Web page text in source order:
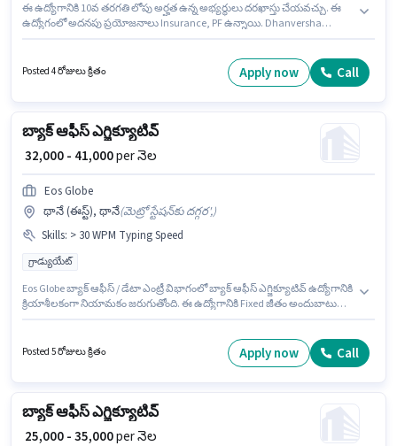
ఈ ఉద్యోగానికి 10వ తరగతి లోపు అర్హత ఉన్న అభ్యర్థులు దరఖాస్తు చేయవచ్చు. ఈ
ఉద్యోగంలో అదనపు ప్రయోజనాలు Insurance, PF ఉన్నాయి. Dhanversha
Typing Speed, Computer Knowledge, Data Entry, Email Writing, Internet
Surfing, MS Excel, MS Word ఉండాలి. ఈ ఉద్యోగం 0 - 6 ఏళ్లు సంవత్సరాల
Posted 4 రోజులు క్రితం Apply now Call
బ్యాక్ ఆఫీస్ ఎగ్జిక్యూటివ్
₹ 32,000 - 41,000per నెల
Eos Globe
థానే (ఈస్ట్), థానే(మెట్రో స్టేషన్‌కు దగ్గర',)
Skills: > 30 WPM Typing Speed
గ్రాడ్యుయేట్
Eos Globe బ్యాక్ ఆఫీస్ / డేటా ఎంట్రీ విభాగంలో బ్యాక్ ఆఫీస్ ఎగ్జిక్యూటివ్ ఉద్యోగానికి
క్రియాశీలకంగా నియామకం జరుగుతోంది. ఈ ఉద్యోగానికి Fixed జీతం అందుబాటులో
పొందేందుకు అభ్యర్థికి > 30 WPM Typing Speed వంటి నైపుణ్యాలు ఉండాలి. ఈ
ఉద్యోగానికి అభ్యర్థులు తప్పనిసరిగా గ్రాడ్యుయేట్ డిగ్రీ/సర్టిఫికెట్ కలిగి ఉండాలి.
Posted 5 రోజులు క్రితం Apply now Call
బ్యాక్ ఆఫీస్ ఎగ్జిక్యూటివ్
₹ 25,000 - 35,000per నెల